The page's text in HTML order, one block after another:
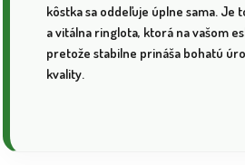
kôstka sa oddeľuje úplne sama. Je
a vitálna ringlota, ktorá na vašom
pretože stabilne prináša bohatú
kvality.